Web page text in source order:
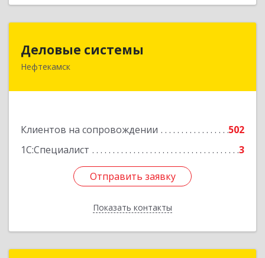
Деловые системы
Нефтекамск
Клиентов на сопровождении
502
1С:Специалист
3
Отправить заявку
Показать контакты
452689, Башкортостан Респ, Нефтекамск г,
Отправить заявку
Назад